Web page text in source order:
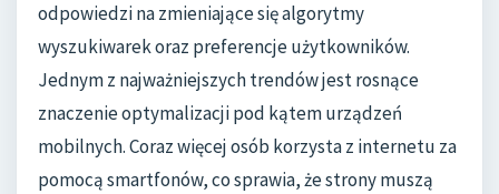
odpowiedzi na zmieniające się algorytmy
wyszukiwarek oraz preferencje użytkowników.
Jednym z najważniejszych trendów jest rosnące
znaczenie optymalizacji pod kątem urządzeń
mobilnych. Coraz więcej osób korzysta z internetu za
pomocą smartfonów, co sprawia, że strony muszą